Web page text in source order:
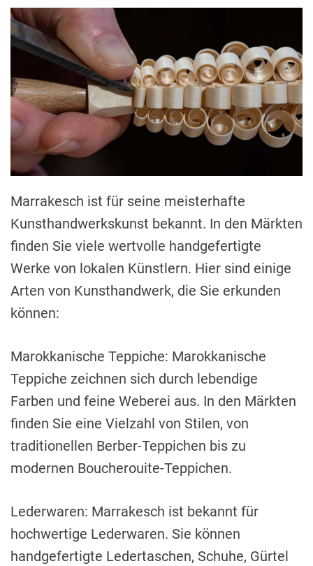
Marrakesch ist für seine meisterhafte
Kunsthandwerkskunst bekannt. In den Märkten
finden Sie viele wertvolle handgefertigte
Werke von lokalen Künstlern. Hier sind einige
Arten von Kunsthandwerk, die Sie erkunden
können:
Marokkanische Teppiche: Marokkanische
Teppiche zeichnen sich durch lebendige
Farben und feine Weberei aus. In den Märkten
finden Sie eine Vielzahl von Stilen, von
traditionellen Berber-Teppichen bis zu
modernen Boucherouite-Teppichen.
Lederwaren: Marrakesch ist bekannt für
hochwertige Lederwaren. Sie können
handgefertigte Ledertaschen, Schuhe, Gürtel